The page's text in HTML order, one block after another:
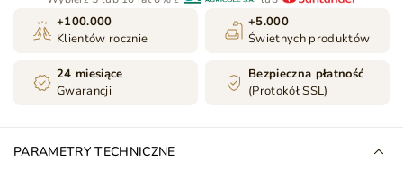
+100.000
Klientów rocznie
+5.000
Świetnych produktów
24 miesiące
Gwarancji
Bezpieczna płatność
(Protokół SSL)
PARAMETRY TECHNICZNE